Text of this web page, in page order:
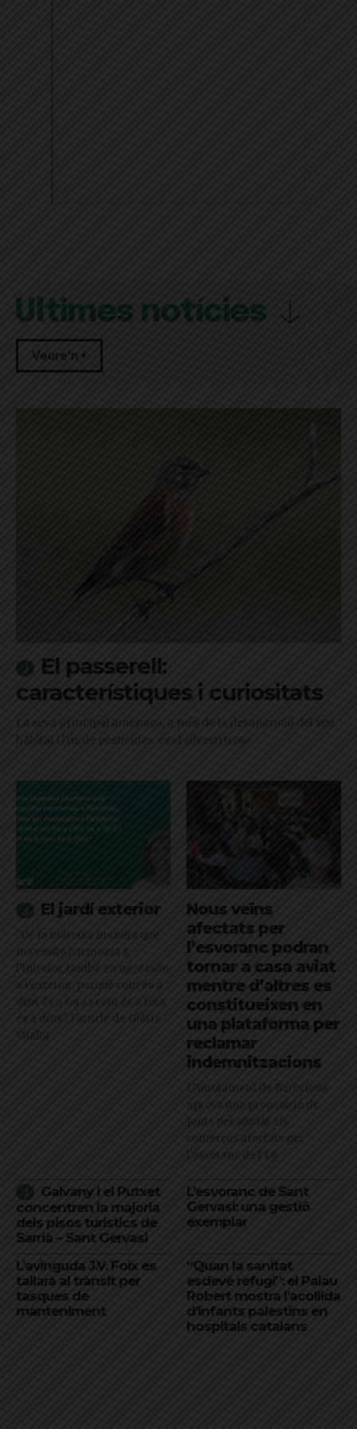
Últimes notícies
Veure'n +
El passerell:
característiques i curiositats
La seva principal amenaça, a més de la desaparició del seu
hàbitat i l'ús de pesticides, és el silvestrisme
El jardí exterior
"De la mateixa manera que
necessito harmonia a
l’interior, també en necessito
a l’exterior, perquè com és a
dins és a fora i com és a fora
és a dins": l'article de Glòria
Vilalta
Nous veïns
afectats per
l’esvoranc podran
tornar a casa aviat
mentre d’altres es
constitueixen en
una plataforma per
reclamar
indemnitzacions
L’Ajuntament de Barcelona
aprova una proposició de
Junts per ajudar els
comerços afectats per
l'esvoranc de l'L9
Galvany i el Putxet
concentren la majoria
dels pisos turístics de
Sarrià – Sant Gervasi
L’esvoranc de Sant
Gervasi: una gestió
exemplar
L’avinguda J.V. Foix es
tallarà al trànsit per
tasques de
manteniment
“Quan la sanitat
esdevé refugi”: el Palau
Robert mostra l’acollida
d’infants palestins en
hospitals catalans